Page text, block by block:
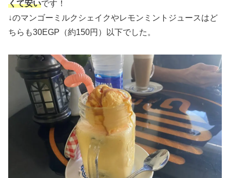
くて安いです！
↓のマンゴーミルクシェイクやレモンミントジュースはど
ちらも30EGP（約150円）以下でした。